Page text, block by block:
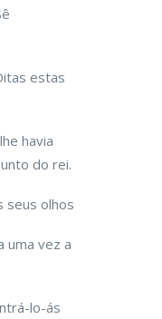
estas
havia
do rei.
seus olhos
uma vez a
lo-ás